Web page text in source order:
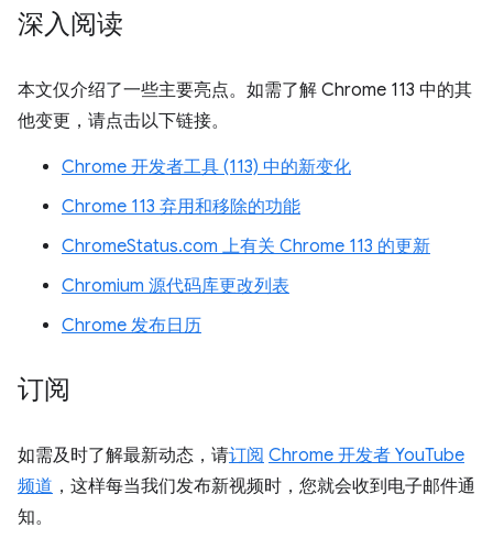
深入阅读
本文仅介绍了一些主要亮点。如需了解 Chrome 113 中的其
他变更，请点击以下链接。
Chrome 开发者工具 (113) 中的新变化
Chrome 113 弃用和移除的功能
ChromeStatus.com 上有关 Chrome 113 的更新
Chromium 源代码库更改列表
Chrome 发布日历
订阅
如需及时了解最新动态，请订阅 Chrome 开发者 YouTube
频道 ，这样每当我们发布新视频时，您就会收到电子邮件通
知。